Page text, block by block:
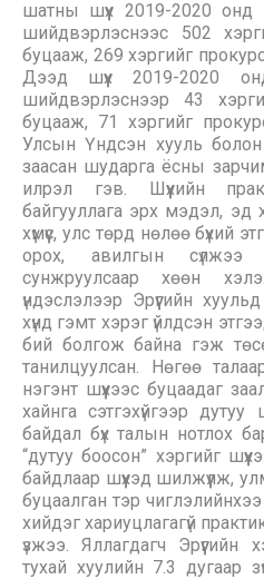
шатны шүүх 2019-2020 онд
шийдвэрлэснээс 502
буцааж, 269 хэргийг
Дээд шүүх 2019-2020
шийдвэрлэснээр 43
буцааж, 71 хэргийг
Улсын Үндсэн хууль болон
заасан шударга ёсны
илрэл гэв. Шүүхийн
байгууллага эрх мэдэл, эд
хүмүүс, улс төрд нөлөө бүхий
орох, авилгын сүлжээ
сунжруулсаар хөөн
үндэслэлээр Эрүүгийн
хүнд гэмт хэрэг үйлдсэн
бий болгож байна гэж
танилцуулсан. Нөгөө
нэгэнт шүүхээс буцаадаг
хайнга сэтгэхүйгээр
байдал бүх талын нотлох
“дутуу боосон” хэргийг
байдлаар шүүхэд шилжүүлж,
буцаалган тэр
хийдэг хариуцлагагүй
үзжээ. Яллагдагч
тухай хуулийн 7.3 дугаар